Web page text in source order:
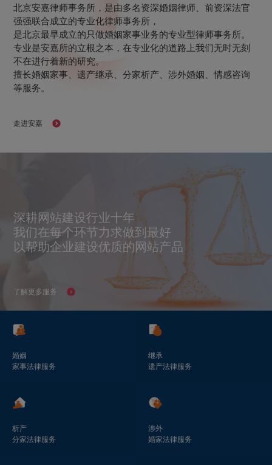
北京安嘉律师事务所，是由多名资深婚姻律师、前资深法官
强强联合成立的专业化律师事务所，
是北京最早成立的只做婚姻家事业务的专业型律师事务所。
专业是安嘉所的立根之本，在专业化的道路上我们无时无刻
不在进行着新的研究。
擅长婚姻家事、遗产继承、分家析产、涉外婚姻、情感咨询
等服务。
走进安嘉
深耕网站建设行业十年
我们在每个环节力求做到最好
以帮助企业建设优质的网站产品
了解更多服务
婚姻
家事法律服务
继承
遗产法律服务
析产
分家法律服务
涉外
婚家法律服务